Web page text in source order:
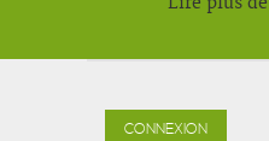
CONNEXION